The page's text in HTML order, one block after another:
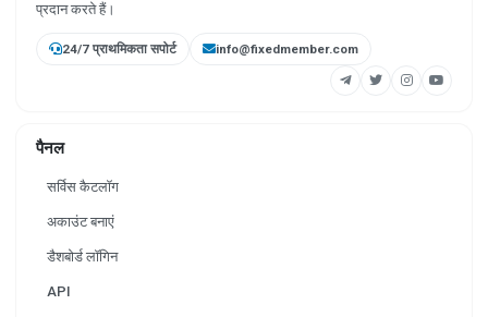
प्रदान करते हैं।
24/7 प्राथमिकता सपोर्ट info@fixedmember.com
पैनल
सर्विस कैटलॉग
अकाउंट बनाएं
डैशबोर्ड लॉगिन
API